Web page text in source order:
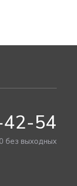
54
без выходных